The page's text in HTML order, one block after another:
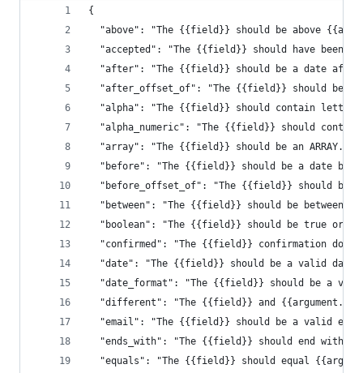
{
"above": "The {{field}} should be above
"accepted": "The {{field}} should have been
"after": "The {{field}} should be a date
"after_offset_of": "The {{field}} should be
"alpha": "The {{field}} should contain
"alpha_numeric": "The {{field}} should
  "array": "The {{field}} should be an ARRAY.",
"before": "The {{field}} should be a date
"before_offset_of": "The {{field}} should be
"between": "The {{field}} should be between
"boolean": "The {{field}} should be true or
"confirmed": "The {{field}} confirmation does
"date": "The {{field}} should be a valid
"date_format": "The {{field}} should be a
"different": "The {{field}} and
"email": "The {{field}} should be a valid
"ends_with": "The {{field}} should end with
"equals": "The {{field}} should equal